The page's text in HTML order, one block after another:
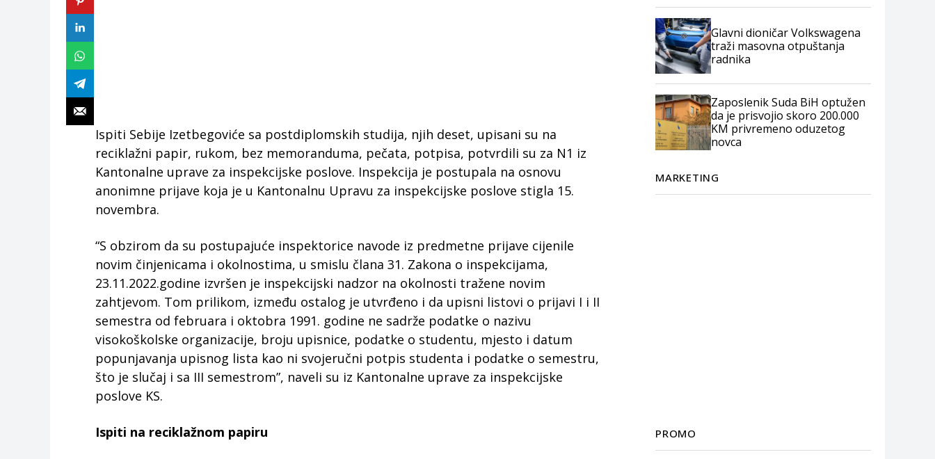
Ispiti Sebije Izetbegoviće sa postdiplomskih studija, njih deset, upisani su na
reciklažni papir, rukom, bez memoranduma, pečata, potpisa, potvrdili su za N1 iz
Kantonalne uprave za inspekcijske poslove. Inspekcija je postupala na osnovu
anonimne prijave koja je u Kantonalnu Upravu za inspekcijske poslove stigla 15.
novembra.
“S obzirom da su postupajuće inspektorice navode iz predmetne prijave cijenile
novim činjenicama i okolnostima, u smislu člana 31. Zakona o inspekcijama,
23.11.2022.godine izvršen je inspekcijski nadzor na okolnosti tražene novim
zahtjevom. Tom prilikom, između ostalog je utvrđeno i da upisni listovi o prijavi I i II
semestra od februara i oktobra 1991. godine ne sadrže podatke o nazivu
visokoškolske organizacije, broju upisnice, podatke o studentu, mjesto i datum
popunjavanja upisnog lista kao ni svojeručni potpis studenta i podatke o semestru,
što je slučaj i sa III semestrom”, naveli su iz Kantonalne uprave za inspekcijske
poslove KS.
Ispiti na reciklažnom papiru
Glavni dioničar Volkswagena
traži masovna otpuštanja
radnika
Zaposlenik Suda BiH optužen
da je prisvojio skoro 200.000
KM privremeno oduzetog
novca
MARKETING
PROMO